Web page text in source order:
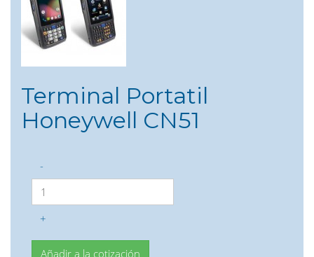
Terminal Portatil
Honeywell CN51
-
+